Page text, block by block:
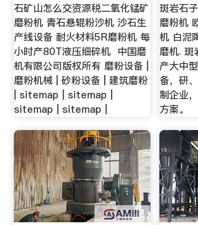
石矿山怎么交资源税二氧化锰矿
磨粉机 青石悬辊粉沙机 沙石生
产线设备 耐火材料5R磨粉机 每
小时产80T液压细碎机 中国磨
机有限公司版权所有 磨粉设备 |
磨粉机械 | 砂粉设备 | 建筑磨粉
| sitemap | sitemap |
sitemap | sitemap |
斑岩石
磨粉机
机 白泥
磨机. 斑
产大中
备，研
制企业
方案。